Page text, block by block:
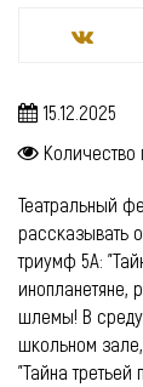
15.12.2025
Количество
Театральный
рассказывать
триумф 5А:
инопланетяне,
шлемы! В среду
школьном зале,
"Тайна третьей